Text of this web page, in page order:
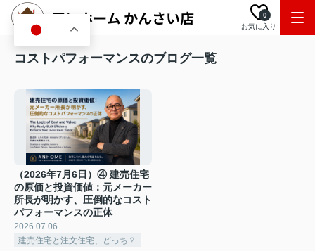
お気に入り
0
コストパフォーマンスのブログ一覧
（2026年7月6日）④ 建売住宅
の原価と投資価値：元メーカー
所長が明かす、圧倒的なコスト
パフォーマンスの正体
2026.07.06
建売住宅と注文住宅、どっち？